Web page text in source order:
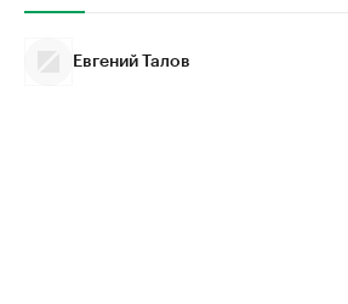
Евгений Талов